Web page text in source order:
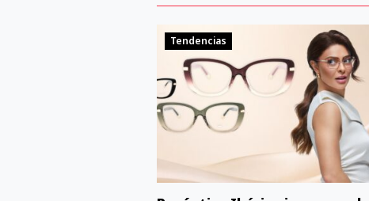
Tendencias